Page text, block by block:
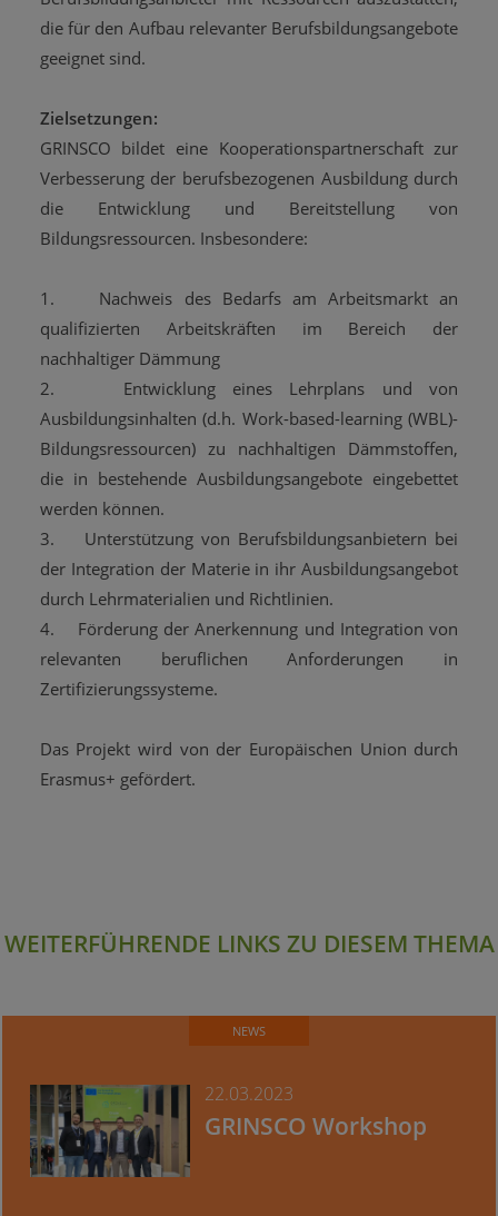
die für den Aufbau relevanter Berufsbildungsangebote
geeignet sind.
Zielsetzungen:
GRINSCO bildet eine Kooperationspartnerschaft zur
Verbesserung der berufsbezogenen Ausbildung durch
die Entwicklung und Bereitstellung von
Bildungsressourcen. Insbesondere:
1. Nachweis des Bedarfs am Arbeitsmarkt an
qualifizierten Arbeitskräften im Bereich der
nachhaltiger Dämmung
2. Entwicklung eines Lehrplans und von
Ausbildungsinhalten (d.h. Work-based-learning (WBL)-
Bildungsressourcen) zu nachhaltigen Dämmstoffen,
die in bestehende Ausbildungsangebote eingebettet
werden können.
3. Unterstützung von Berufsbildungsanbietern bei
der Integration der Materie in ihr Ausbildungsangebot
durch Lehrmaterialien und Richtlinien.
4. Förderung der Anerkennung und Integration von
relevanten beruflichen Anforderungen in
Zertifizierungssysteme.
Das Projekt wird von der Europäischen Union durch
Erasmus+ gefördert.
WEITERFÜHRENDE LINKS ZU DIESEM THEMA
NEWS
22.03.2023
GRINSCO Workshop